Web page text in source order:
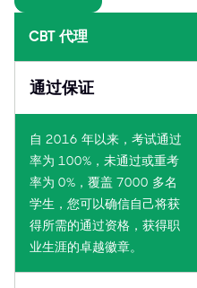
CBT 代理
通过保证
自 2016 年以来，考试通过
率为 100%，未通过或重考
率为 0%，覆盖 7000 多名
学生，您可以确信自己将获
得所需的通过资格，获得职
业生涯的卓越徽章。